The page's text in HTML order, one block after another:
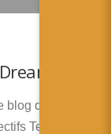
de
Terre : la